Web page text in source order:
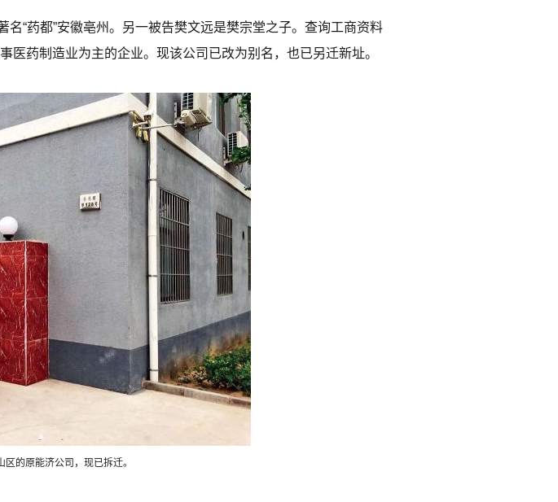
“药都”安徽亳州。另一被告樊文远是樊宗堂之子。查询工商资料
药制造业为主的企业。现该公司已改为别名，也已另迁新址。
区的原能济公司，现已拆迁。